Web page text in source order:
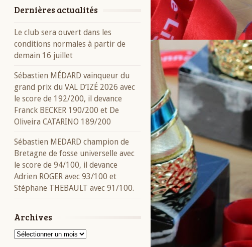
Dernières actualités
Le club sera ouvert dans les
conditions normales à partir de
demain 16 juillet
Sébastien MÉDARD vainqueur du
grand prix du VAL D’IZÉ 2026 avec
le score de 192/200, il devance
Franck BECKER 190/200 et De
Oliveira CATARINO 189/200
Sébastien MEDARD champion de
Bretagne de fosse universelle avec
le score de 94/100, il devance
Adrien ROGER avec 93/100 et
Stéphane THEBAULT avec 91/100.
Archives
Archives